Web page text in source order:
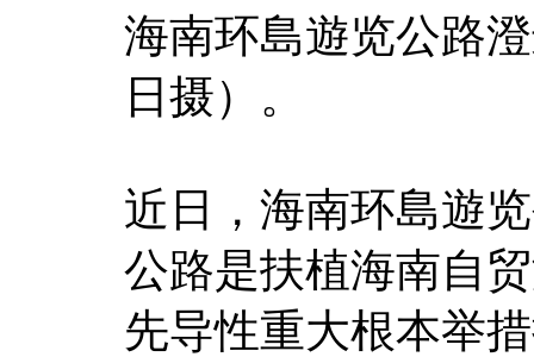
海南环島遊览公路
日摄）。
近日，海南环島遊
公路是扶植海南自
先导性重大根本举